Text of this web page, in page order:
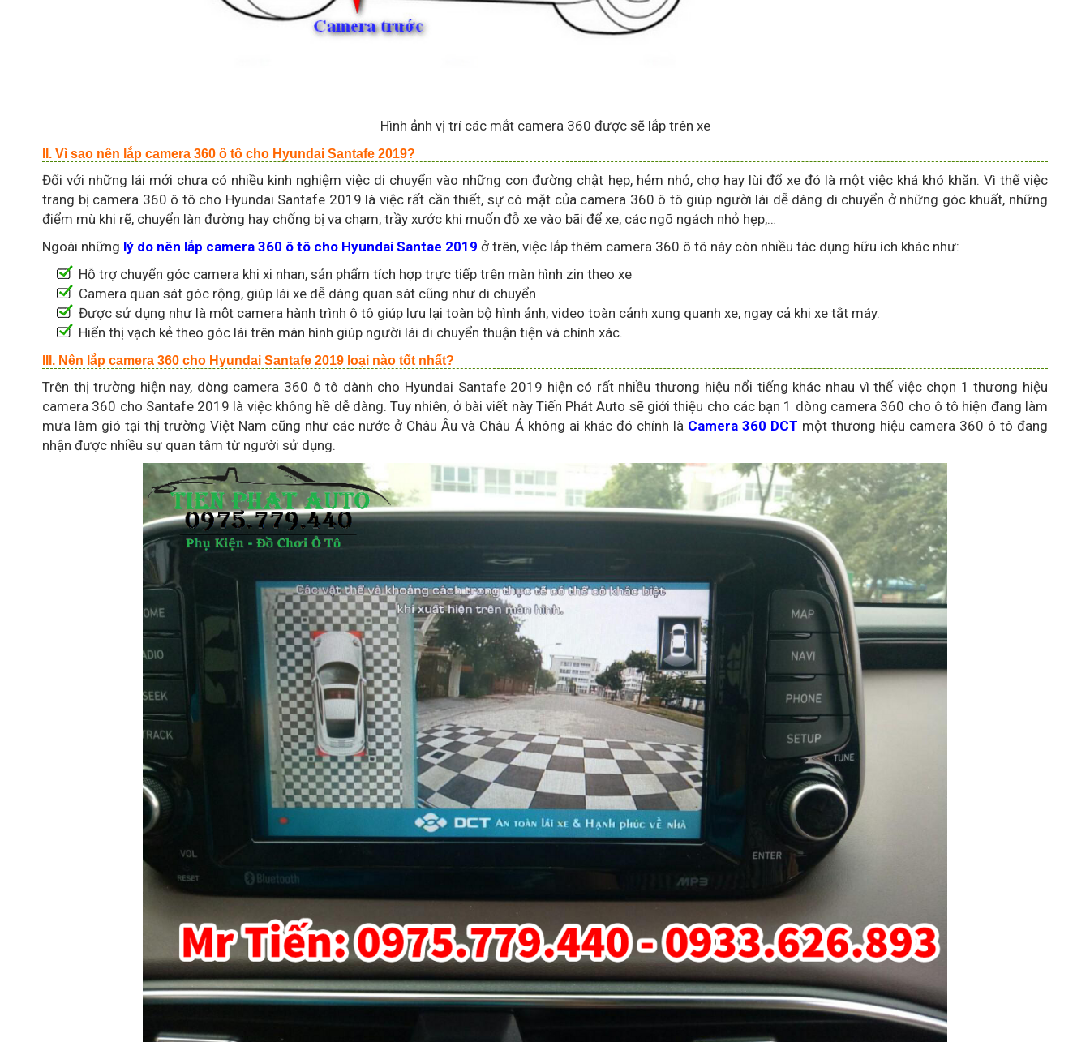
Hình ảnh vị trí các mắt camera 360 được sẽ lắp trên xe
II. Vì sao nên lắp camera 360 ô tô cho Hyundai Santafe 2019?
Đối với những lái mới chưa có nhiều kinh nghiệm việc di chuyển vào những con đường chật hẹp, hẻm nhỏ, chợ hay lùi đổ xe đó là một việc khá khó khăn. Vì thế việc
trang bị camera 360 ô tô cho Hyundai Santafe 2019 là việc rất cần thiết, sự có mặt của camera 360 ô tô giúp người lái dễ dàng di chuyển ở những góc khuất, những
điểm mù khi rẽ, chuyển làn đường hay chống bị va chạm, trầy xước khi muốn đỗ xe vào bãi để xe, các ngõ ngách nhỏ hẹp,…
Ngoài những lý do nên lắp camera 360 ô tô cho Hyundai Santae 2019 ở trên, việc lắp thêm camera 360 ô tô này còn nhiều tác dụng hữu ích khác như:
Hỗ trợ chuyển góc camera khi xi nhan, sản phẩm tích hợp trực tiếp trên màn hình zin theo xe
Camera quan sát góc rộng, giúp lái xe dễ dàng quan sát cũng như di chuyển
Được sử dụng như là một camera hành trình ô tô giúp lưu lại toàn bộ hình ảnh, video toàn cảnh xung quanh xe, ngay cả khi xe tắt máy.
Hiển thị vạch kẻ theo góc lái trên màn hình giúp người lái di chuyển thuận tiện và chính xác.
III. Nên lắp camera 360 cho Hyundai Santafe 2019 loại nào tốt nhất?
Trên thị trường hiện nay, dòng camera 360 ô tô dành cho Hyundai Santafe 2019 hiện có rất nhiều thương hiệu nổi tiếng khác nhau vì thế việc chọn 1 thương hiệu
camera 360 cho Santafe 2019 là việc không hề dễ dàng. Tuy nhiên, ở bài viết này Tiến Phát Auto sẽ giới thiệu cho các bạn 1 dòng camera 360 cho ô tô hiện đang làm
mưa làm gió tại thị trường Việt Nam cũng như các nước ở Châu Âu và Châu Á không ai khác đó chính là Camera 360 DCT một thương hiệu camera 360 ô tô đang
nhận được nhiều sự quan tâm từ người sử dụng.